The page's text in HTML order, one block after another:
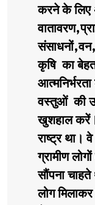
करने के लिए
कृषि का
वस्तुओं की
खुशहाल करें।
राष्ट्र था।
ग्रामीण
सौंपना
लोग